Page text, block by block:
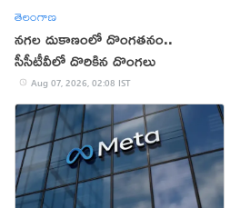
తెలంగాణ
నగల దుకాణంలో దొంగతనం..
సీసీటీవీలో దొరికిన దొంగలు
Aug 07, 2026, 02:08 IST